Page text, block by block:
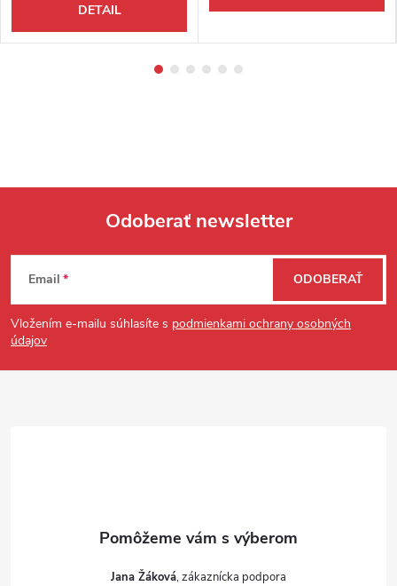
DETAIL
Zápätie
Odoberať newsletter
Email
Vložením e-mailu súhlasíte s podmienkami ochrany osobných
údajov
ODOBERAŤ
Jana Žáková